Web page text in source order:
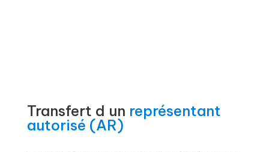
Transfert d un représentant
autorisé (AR)